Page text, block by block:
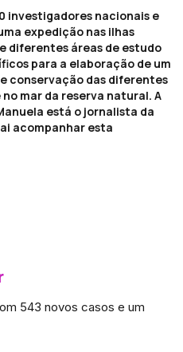
investigadores nacionais e
expedição nas ilhas
diferentes áreas de estudo
para a elaboração de um
conservação das diferentes
mar da reserva natural. A
está o jornalista da
acompanhar esta
543 novos casos e um